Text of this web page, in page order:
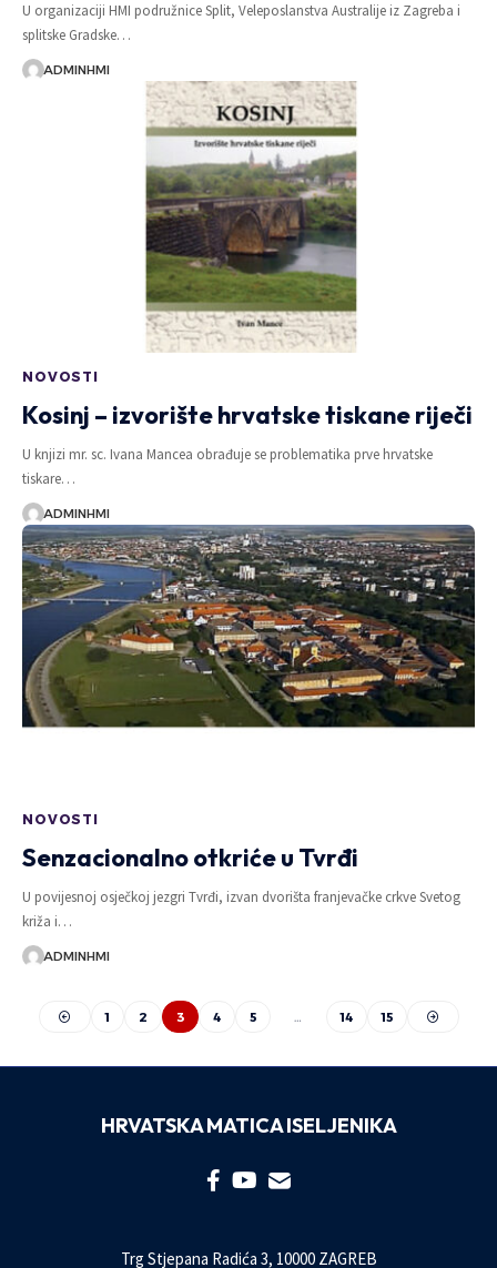
U organizaciji HMI podružnice Split, Veleposlanstva Australije iz Zagreba i
splitske Gradske…
ADMINHMI
NOVOSTI
Kosinj – izvorište hrvatske tiskane riječi
U knjizi mr. sc. Ivana Mancea obrađuje se problematika prve hrvatske
tiskare…
ADMINHMI
NOVOSTI
Senzacionalno otkriće u Tvrđi
U povijesnoj osječkoj jezgri Tvrđi, izvan dvorišta franjevačke crkve Svetog
križa i…
ADMINHMI
1 2 3 4 5 … 14 15
HRVATSKA MATICA ISELJENIKA
Trg Stjepana Radića 3, 10000 ZAGREB